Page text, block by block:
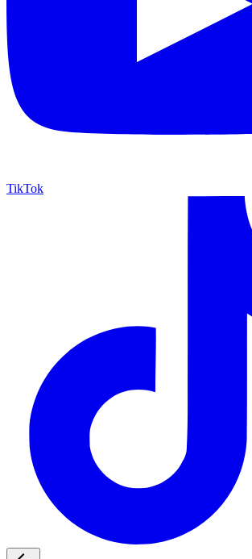
TikTok